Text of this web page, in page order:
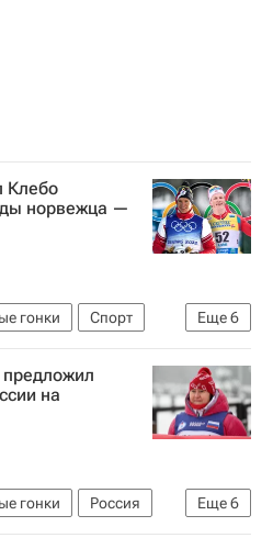
Клебо
норвежца —
Еще6
гонки
Спорт
комитет (МОК)
(ФЛГР)
предложил
на
Еще6
гонки
Россия
Елена Вяльбе